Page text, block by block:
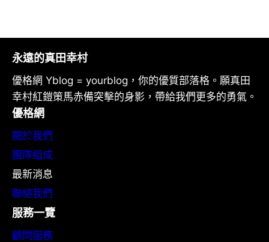
永遠的真田幸村
優格網 Yblog = yourblog，你的優質部落格。願真田
幸村紅鎧策馬赤備突擊的身影，帶給我們更多的勇氣。
優格網
關於我們
團隊組成
最新消息
聯絡我們
服務一覽
顧問服務